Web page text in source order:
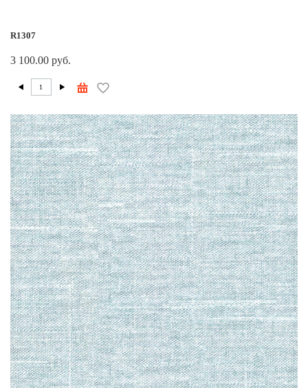
R1307
3 100.00 руб.